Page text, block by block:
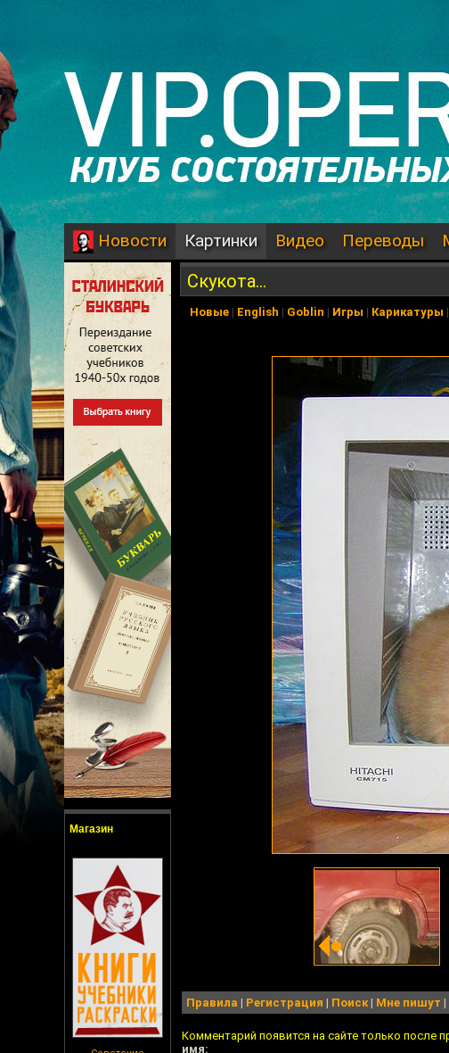
Новости Картинки Видео Переводы
Магазин
Скукота...
Новые| English | Goblin | Игры | Карикатуры |
Правила | Регистрация | Поиск| Мне пишут |
Комментарий появится на сайте только после
имя: